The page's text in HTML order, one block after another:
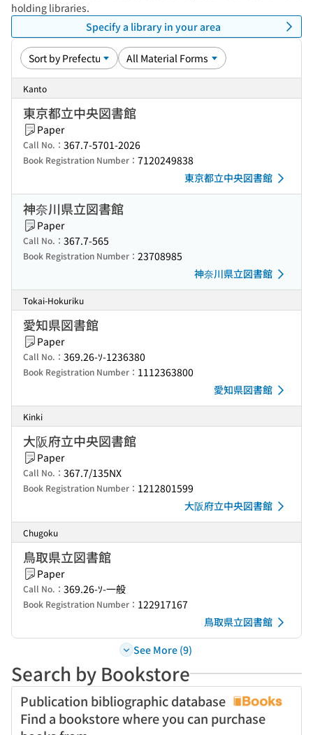
holding libraries.
Specify a library in your area
Kanto
東京都立中央図書館
Paper
Call No.： 367.7-5701-2026
Book Registration Number： 7120249838
東京都立中央図書館
神奈川県立図書館
Paper
Call No.： 367.7-565
Book Registration Number： 23708985
神奈川県立図書館
Tokai-Hokuriku
愛知県図書館
Paper
Call No.： 369.26-ｿ-1236380
Book Registration Number： 1112363800
愛知県図書館
Kinki
大阪府立中央図書館
Paper
Call No.： 367.7/135NX
Book Registration Number： 1212801599
大阪府立中央図書館
Chugoku
鳥取県立図書館
Paper
Call No.： 369.26-ｿ-一般
Book Registration Number： 122917167
鳥取県立図書館
See More (9)
Search by Bookstore
Publication bibliographic database
Find a bookstore where you can purchase